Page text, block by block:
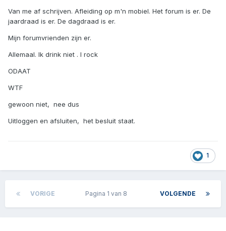
Van me af schrijven. Afleiding op m'n mobiel. Het forum is er. De
jaardraad is er. De dagdraad is er.
Mijn forumvrienden zijn er.
Allemaal. Ik drink niet . I rock
ODAAT
WTF
gewoon niet, nee dus
Uitloggen en afsluiten, het besluit staat.
1
VORIGE VOLGENDE
Pagina 1 van 8